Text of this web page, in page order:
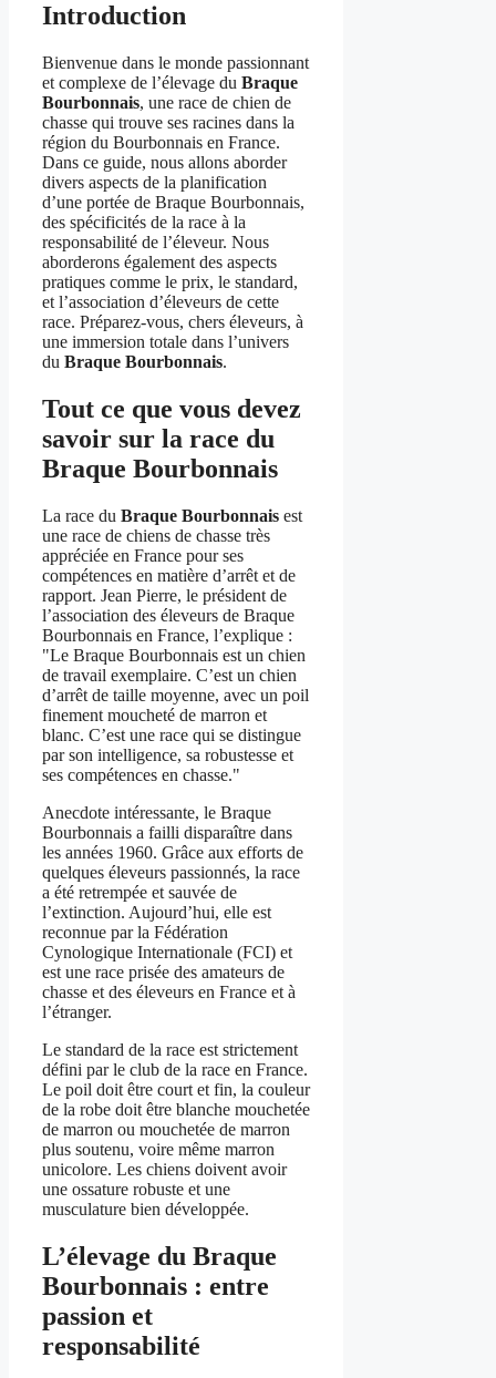
Introduction
Bienvenue dans le monde passionnant
et complexe de l’élevage du Braque
Bourbonnais, une race de chien de
chasse qui trouve ses racines dans la
région du Bourbonnais en France.
Dans ce guide, nous allons aborder
divers aspects de la planification
d’une portée de Braque Bourbonnais,
des spécificités de la race à la
responsabilité de l’éleveur. Nous
aborderons également des aspects
pratiques comme le prix, le standard,
et l’association d’éleveurs de cette
race. Préparez-vous, chers éleveurs, à
une immersion totale dans l’univers
du Braque Bourbonnais.
Tout ce que vous devez
savoir sur la race du
Braque Bourbonnais
La race du Braque Bourbonnais est
une race de chiens de chasse très
appréciée en France pour ses
compétences en matière d’arrêt et de
rapport. Jean Pierre, le président de
l’association des éleveurs de Braque
Bourbonnais en France, l’explique :
"Le Braque Bourbonnais est un chien
de travail exemplaire. C’est un chien
d’arrêt de taille moyenne, avec un poil
finement moucheté de marron et
blanc. C’est une race qui se distingue
par son intelligence, sa robustesse et
ses compétences en chasse."
Anecdote intéressante, le Braque
Bourbonnais a failli disparaître dans
les années 1960. Grâce aux efforts de
quelques éleveurs passionnés, la race
a été retrempée et sauvée de
l’extinction. Aujourd’hui, elle est
reconnue par la Fédération
Cynologique Internationale (FCI) et
est une race prisée des amateurs de
chasse et des éleveurs en France et à
l’étranger.
Le standard de la race est strictement
défini par le club de la race en France.
Le poil doit être court et fin, la couleur
de la robe doit être blanche mouchetée
de marron ou mouchetée de marron
plus soutenu, voire même marron
unicolore. Les chiens doivent avoir
une ossature robuste et une
musculature bien développée.
L’élevage du Braque
Bourbonnais : entre
passion et
responsabilité